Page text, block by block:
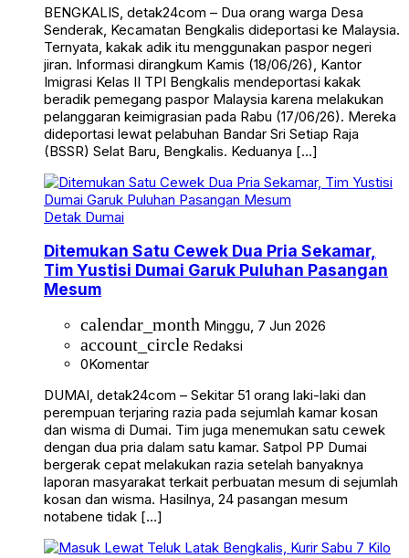
BENGKALIS, detak24com – Dua orang warga Desa
Senderak, Kecamatan Bengkalis dideportasi ke Malaysia.
Ternyata, kakak adik itu menggunakan paspor negeri
jiran. Informasi dirangkum Kamis (18/06/26), Kantor
Imigrasi Kelas II TPI Bengkalis mendeportasi kakak
beradik pemegang paspor Malaysia karena melakukan
pelanggaran keimigrasian pada Rabu (17/06/26). Mereka
dideportasi lewat pelabuhan Bandar Sri Setiap Raja
(BSSR) Selat Baru, Bengkalis. Keduanya […]
Detak Dumai
Ditemukan Satu Cewek Dua Pria Sekamar,
Tim Yustisi Dumai Garuk Puluhan Pasangan
Mesum
calendar_month Minggu, 7 Jun 2026
account_circle Redaksi
0Komentar
DUMAI, detak24com – Sekitar 51 orang laki-laki dan
perempuan terjaring razia pada sejumlah kamar kosan
dan wisma di Dumai. Tim juga menemukan satu cewek
dengan dua pria dalam satu kamar. Satpol PP Dumai
bergerak cepat melakukan razia setelah banyaknya
laporan masyarakat terkait perbuatan mesum di sejumlah
kosan dan wisma. Hasilnya, 24 pasangan mesum
notabene tidak […]